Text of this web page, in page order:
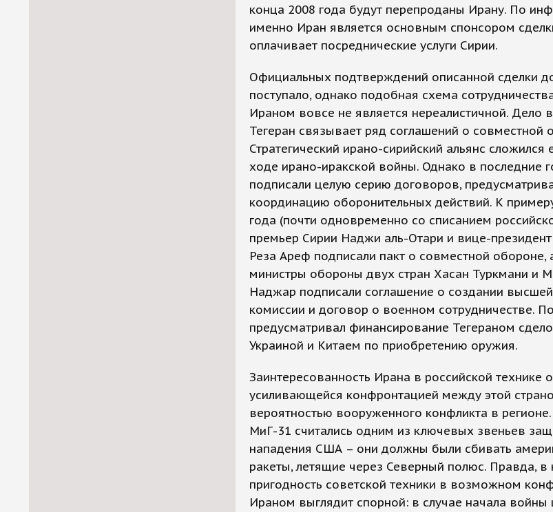
конца 2008 года будут перепроданы Ирану. По
именно Иран является основным спонсором
оплачивает посреднические услуги Сирии.
Официальных подтверждений описанной сделки
поступало, однако подобная схема
Ираном вовсе не является нереалистичной. Дело
Тегеран связывает ряд соглашений о совместной
Стратегический ирано-сирийский альянс
ходе ирано-иракской войны. Однако в последние
подписали целую серию договоров,
координацию оборонительных действий. К
года (почти одновременно со списанием
премьер Сирии Наджи аль-Отари и вице-
Реза Ареф подписали пакт о совместной обороне,
министры обороны двух стран Хасан Туркмани и
Наджар подписали соглашение о создании
комиссии и договор о военном сотрудничестве.
предусматривал финансирование Тегераном
Украиной и Китаем по приобретению оружия.
Заинтересованность Ирана в российской технике
усиливающейся конфронтацией между этой
вероятностью вооруженного конфликта в
МиГ-31 считались одним из ключевых звеньев
нападения США – они должны были сбивать
ракеты, летящие через Северный полюс. Правда,
пригодность советской техники в возможном
Ираном выглядит спорной: в случае начала